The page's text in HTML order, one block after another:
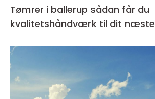
Tømrer i ballerup sådan får du
kvalitetshåndværk til dit